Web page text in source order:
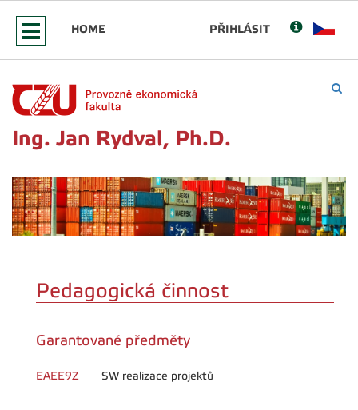
HOME PŘIHLÁSIT
Ing. Jan Rydval, Ph.D.
Pedagogická činnost
Garantované předměty
EAEE9Z SW realizace projektů